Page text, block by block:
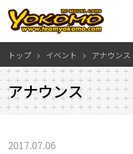
トップ イベント アナウンス
アナウンス
2017.07.06